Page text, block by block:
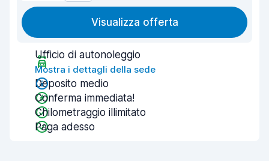
Visualizza offerta
Ufficio di autonoleggio
Mostra i dettagli della sede
Deposito medio
Conferma immediata!
Chilometraggio illimitato
Paga adesso